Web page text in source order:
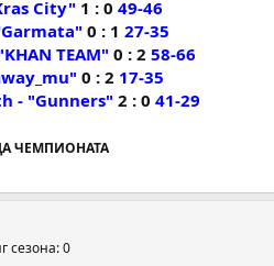
City" 1 : 0 49-46
0 : 1 27-35
TEAM" 0 : 2 58-66
0 : 2 17-35
- "Gunners" 2 : 0 41-29
ЧЕМПИОНАТА
сезона: 0